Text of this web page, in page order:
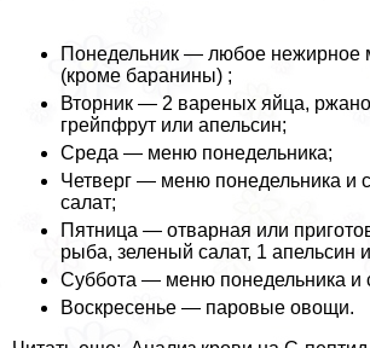
Понедельник — любое нежирное
(кроме бapaнины) ;
Вторник — 2 вареных яйца,
грейпфрут или апельсин;
Среда — меню понедельника;
Четверг — меню понедельника и
салат;
Пятница — отварная или
рыба, зеленый салат, 1 апельсин
Суббота — меню понедельника и
Воскресенье — паровые овощи.